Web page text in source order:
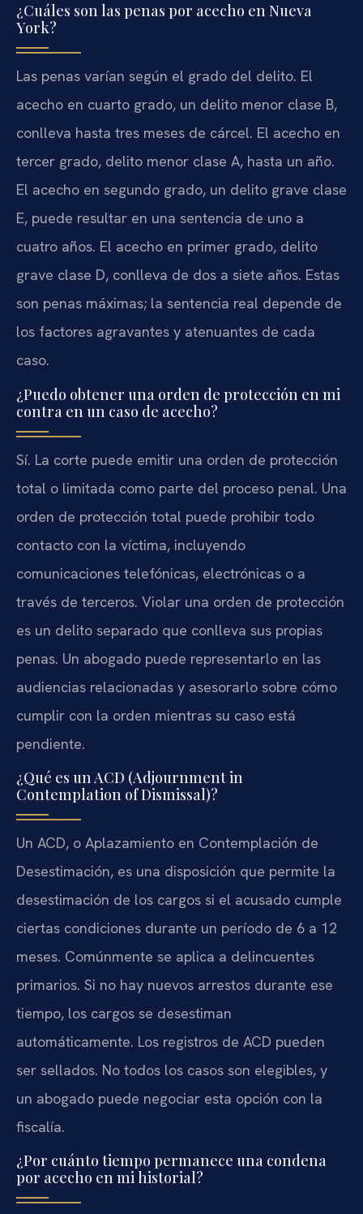
¿Cuáles son las penas por acecho en Nueva
York?
Las penas varían según el grado del delito. El
acecho en cuarto grado, un delito menor clase B,
conlleva hasta tres meses de cárcel. El acecho en
tercer grado, delito menor clase A, hasta un año.
El acecho en segundo grado, un delito grave clase
E, puede resultar en una sentencia de uno a
cuatro años. El acecho en primer grado, delito
grave clase D, conlleva de dos a siete años. Estas
son penas máximas; la sentencia real depende de
los factores agravantes y atenuantes de cada
caso.
¿Puedo obtener una orden de protección en mi
contra en un caso de acecho?
Sí. La corte puede emitir una orden de protección
total o limitada como parte del proceso penal. Una
orden de protección total puede prohibir todo
contacto con la víctima, incluyendo
comunicaciones telefónicas, electrónicas o a
través de terceros. Violar una orden de protección
es un delito separado que conlleva sus propias
penas. Un abogado puede representarlo en las
audiencias relacionadas y asesorarlo sobre cómo
cumplir con la orden mientras su caso está
pendiente.
¿Qué es un ACD (Adjournment in
Contemplation of Dismissal)?
Un ACD, o Aplazamiento en Contemplación de
Desestimación, es una disposición que permite la
desestimación de los cargos si el acusado cumple
ciertas condiciones durante un período de 6 a 12
meses. Comúnmente se aplica a delincuentes
primarios. Si no hay nuevos arrestos durante ese
tiempo, los cargos se desestiman
automáticamente. Los registros de ACD pueden
ser sellados. No todos los casos son elegibles, y
un abogado puede negociar esta opción con la
fiscalía.
¿Por cuánto tiempo permanece una condena
por acecho en mi historial?